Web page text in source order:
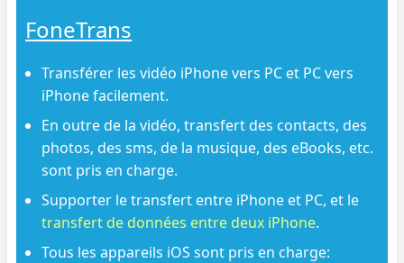
FoneTrans
Transférer les vidéo iPhone vers PC et PC vers
iPhone facilement.
En outre de la vidéo, transfert des contacts, des
photos, des sms, de la musique, des eBooks, etc.
sont pris en charge.
Supporter le transfert entre iPhone et PC, et le
transfert de données entre deux iPhone.
Tous les appareils iOS sont pris en charge: